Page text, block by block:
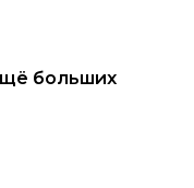
больших